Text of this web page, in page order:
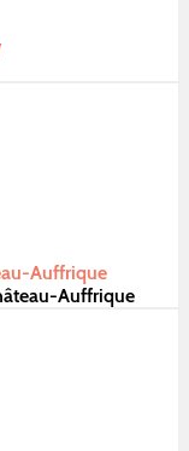
Auffrique
Auffrique